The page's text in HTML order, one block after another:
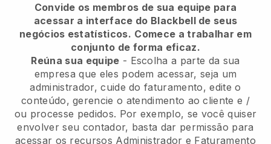
Convide os membros de sua equipe para
acessar a interface do Blackbell de seus
negócios estatísticos. Comece a trabalhar em
conjunto de forma eficaz.
Reúna sua equipe - Escolha a parte da sua
empresa que eles podem acessar, seja um
administrador, cuide do faturamento, edite o
conteúdo, gerencie o atendimento ao cliente e /
ou processe pedidos. Por exemplo, se você quiser
envolver seu contador, basta dar permissão para
acessar os recursos Administrador e Faturamento